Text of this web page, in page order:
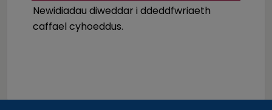
Newidiadau diweddar i ddeddfwriaeth
caffael cyhoeddus.